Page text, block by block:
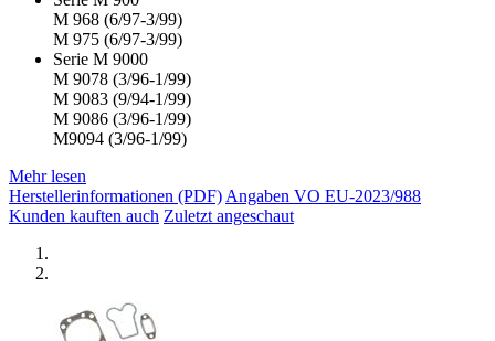
M 968 (6/97-3/99)
M 975 (6/97-3/99)
Serie M 9000
M 9078 (3/96-1/99)
M 9083 (9/94-1/99)
M 9086 (3/96-1/99)
M9094 (3/96-1/99)
Mehr lesen
Herstellerinformationen (PDF)Angaben VO EU-2023/988
Kunden kauften auch Zuletzt angeschaut